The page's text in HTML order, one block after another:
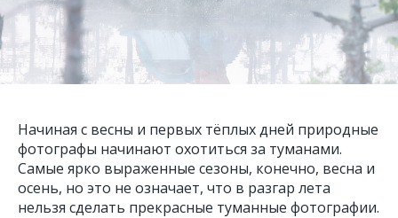
Начиная с весны и первых тёплых дней природные
фотографы начинают охотиться за туманами.
Самые ярко выраженные сезоны, конечно, весна и
осень, но это не означает, что в разгар лета
нельзя сделать прекрасные туманные фотографии.